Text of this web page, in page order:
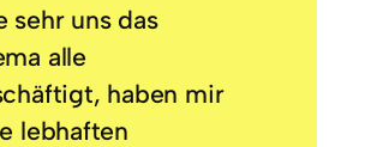
sehr uns das
alle
haben mir
lebhaften